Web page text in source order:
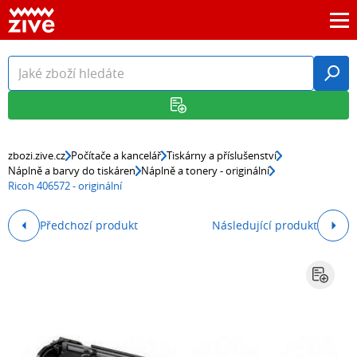
zbozi.zive.cz Počítače a kancelář Tiskárny a příslušenství
Náplně a barvy do tiskáren Náplně a tonery - originální
Ricoh 406572 - originální
Předchozí produkt Následující produkt